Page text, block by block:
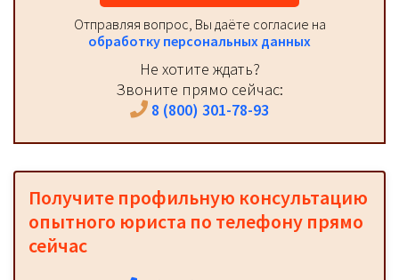
Отправляя вопрос, Вы даёте согласие на
обработку персональных данных
Не хотите ждать?
Звоните прямо сейчас:
8 (800) 301-78-93
Получите профильную консультацию
опытного юриста по телефону прямо
сейчас